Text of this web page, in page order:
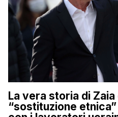
La vera storia di Zaia
“sostituzione